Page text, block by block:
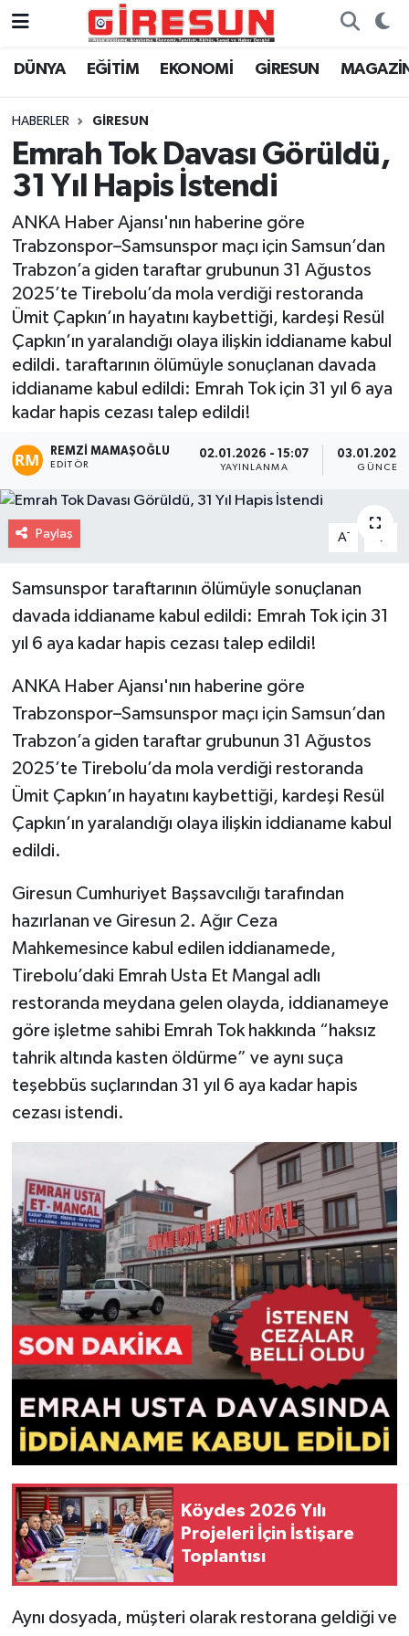
DÜNYA EĞİTİM EKONOMİ GİRESUN
HABERLER GİRESUN
Emrah Tok Davası Görüldü,
31 Yıl Hapis İstendi
ANKA Haber Ajansı'nın haberine göre
Trabzonspor–Samsunspor maçı için Samsun’dan
Trabzon’a giden taraftar grubunun 31 Ağustos
2025’te Tirebolu’da mola verdiği restoranda
Ümit Çapkın’ın hayatını kaybettiği, kardeşi Resül
Çapkın’ın yaralandığı olaya ilişkin iddianame kabul
edildi. taraftarının ölümüyle sonuçlanan davada
iddianame kabul edildi: Emrah Tok için 31 yıl 6 aya
kadar hapis cezası talep edildi!
REMZI MAMAŞOĞLU
EDITÖR
02.01.2026 - 15:07
YAYINLANMA
03.01.2026
Paylaş A-
Samsunspor taraftarının ölümüyle sonuçlanan
davada iddianame kabul edildi: Emrah Tok için 31
yıl 6 aya kadar hapis cezası talep edildi!
ANKA Haber Ajansı'nın haberine göre
Trabzonspor–Samsunspor maçı için Samsun’dan
Trabzon’a giden taraftar grubunun 31 Ağustos
2025’te Tirebolu’da mola verdiği restoranda
Ümit Çapkın’ın hayatını kaybettiği, kardeşi Resül
Çapkın’ın yaralandığı olaya ilişkin iddianame kabul
edildi.
Giresun Cumhuriyet Başsavcılığı tarafından
hazırlanan ve Giresun 2. Ağır Ceza
Mahkemesince kabul edilen iddianamede,
Tirebolu’daki Emrah Usta Et Mangal adlı
restoranda meydana gelen olayda, iddianameye
göre işletme sahibi Emrah Tok hakkında “haksız
tahrik altında kasten öldürme” ve aynı suça
teşebbüs suçlarından 31 yıl 6 aya kadar hapis
cezası istendi.
Köydes 2026 Yılı
Projeleri İçin İstişare
Toplantısı
Aynı dosyada, müşteri olarak restorana geldiği ve
Hava Durumu
Trafik Durumu
Süper Lig Puan Durumu ve Fikstür
Son Dakika Haberleri
Haber Arşivi